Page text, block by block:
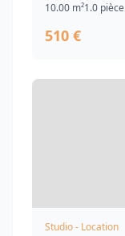
10.00 m²1.0 pièce
510 €
Studio - Location